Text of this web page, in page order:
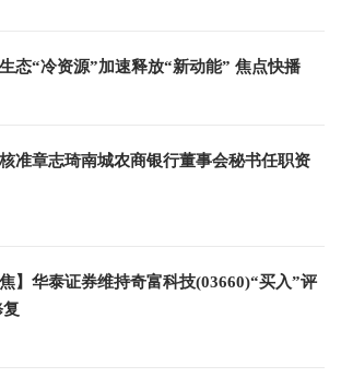
态“冷资源”加速释放“新动能” 焦点快播
准章志琦南城农商银行董事会秘书任职资
】华泰证券维持奇富科技(03660)“买入”评